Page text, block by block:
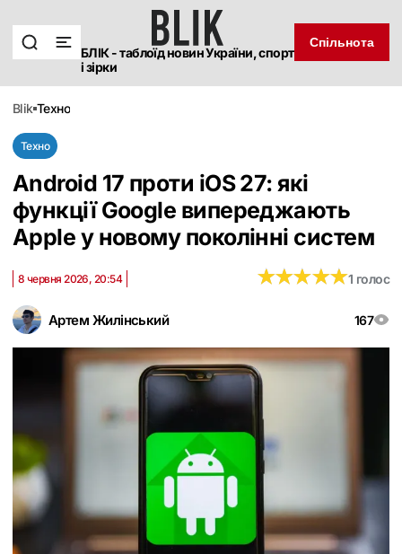
БЛІК - таблоїд новин України, спорт
і зірки
Спільнота
blik техно
Техно
Android 17 проти iOS 27: які
функції Google випереджають
Apple у новому поколінні систем
Артем Жилінський 167
8 червня 2026, 20:54 ★★★★★
★★★★★1 голос